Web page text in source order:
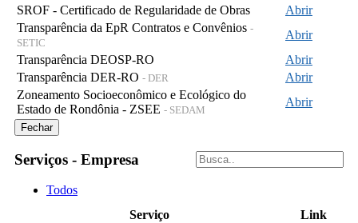
SROF - Certificado de Regularidade de Obras
Abrir
Transparência da EpR Contratos e Convênios -
SETIC
Abrir
Transparência DEOSP-RO
Abrir
Transparência DER-RO - DER
Abrir
Zoneamento Socioeconômico e Ecológico do
Estado de Rondônia - ZSEE - SEDAM
Abrir
Fechar
Serviços - Empresa
Todos
Serviço
Link